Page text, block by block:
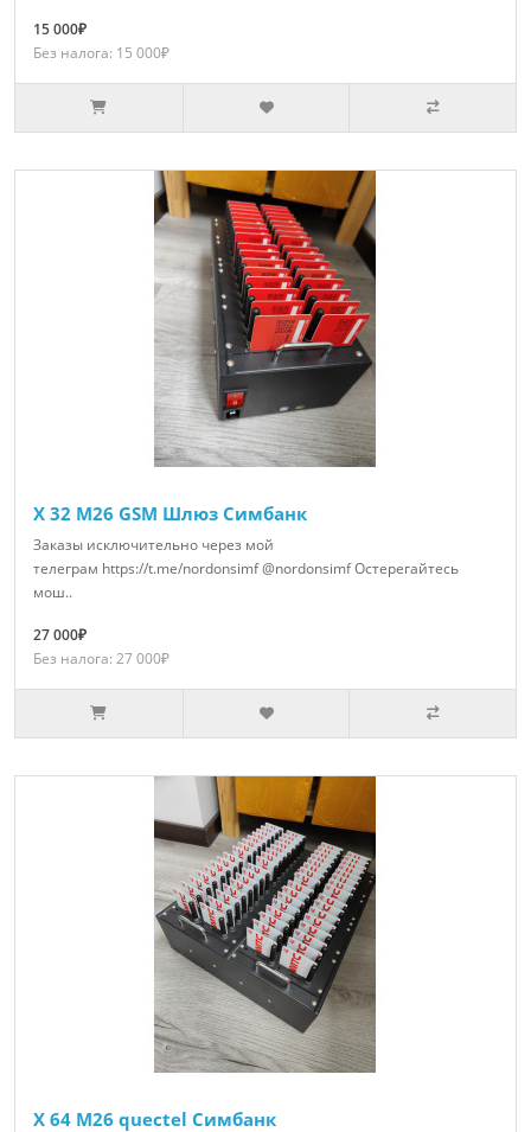
15 000₽
Без налога: 15 000₽
X 32 M26 GSM Шлюз Симбанк
Заказы исключительно через мой
телеграм https://t.me/nordonsimf @nordonsimf Остерегайтесь
мош..
27 000₽
Без налога: 27 000₽
X 64 M26 quectel Симбанк